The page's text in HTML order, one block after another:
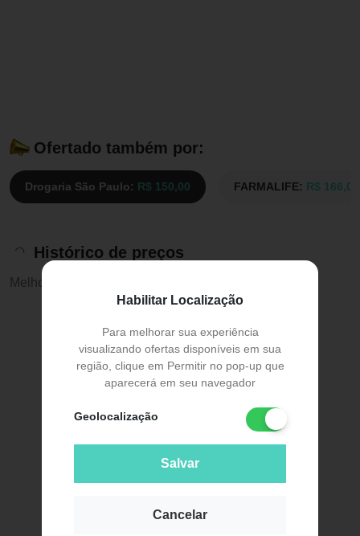
Habilitar Localização
Para melhorar sua experiência
visualizando ofertas disponíveis em sua
região, clique em Permitir no pop-up que
aparecerá em seu navegador
Geolocalização
Salvar
Cancelar
Ofertado também por:
Drogaria São Paulo: R$ 150,00 FARMALIFE: R$ 166,00
Histórico de preços
Melhor preço: